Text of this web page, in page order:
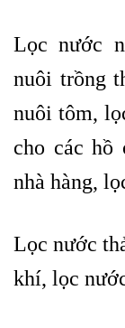
Lọc nước
nuôi trồng
nuôi tôm,
cho các hồ
nhà hàng,
Lọc nước
khí, lọc